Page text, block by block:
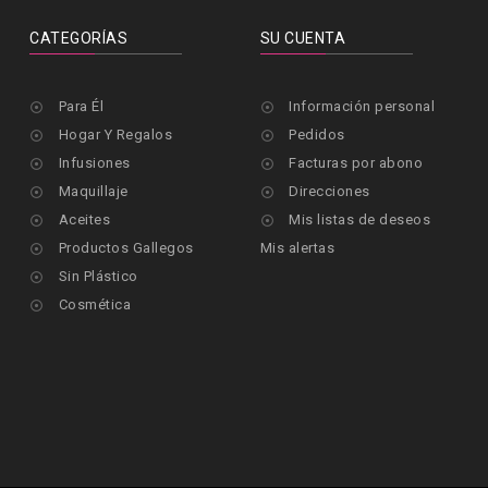
CATEGORÍAS
 Para Él
 Hogar Y Regalos
 Infusiones
 Maquillaje
 Aceites
 Productos Gallegos
 Sin Plástico
 Cosmética
SU CUENTA
 Información personal
 Pedidos
 Facturas por abono
 Direcciones

Mis listas de deseos
Mis alertas